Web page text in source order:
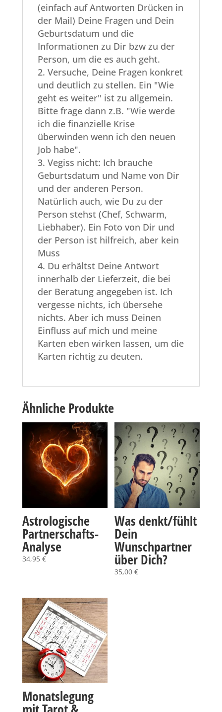
(einfach auf Antworten Drücken in
der Mail) Deine Fragen und Dein
Geburtsdatum und die
Informationen zu Dir bzw zu der
Person, um die es auch geht.
Versuche, Deine Fragen konkret
und deutlich zu stellen. Ein "Wie
geht es weiter" ist zu allgemein.
Bitte frage dann z.B. "Wie werde
ich die finanzielle Krise
überwinden wenn ich den neuen
Job habe".
Vegiss nicht: Ich brauche
Geburtsdatum und Name von Dir
und der anderen Person.
Natürlich auch, wie Du zu der
Person stehst (Chef, Schwarm,
Liebhaber). Ein Foto von Dir und
der Person ist hilfreich, aber kein
Muss
Du erhältst Deine Antwort
innerhalb der Lieferzeit, die bei
der Beratung angegeben ist. Ich
vergesse nichts, ich übersehe
nichts. Aber ich muss Deinen
Einfluss auf mich und meine
Karten eben wirken lassen, um die
Karten richtig zu deuten.
Ähnliche Produkte
Astrologische
Partnerschafts-
Analyse
34,95 €
Was denkt/fühlt
Dein
Wunschpartner
über Dich?
35,00€
Monatslegung